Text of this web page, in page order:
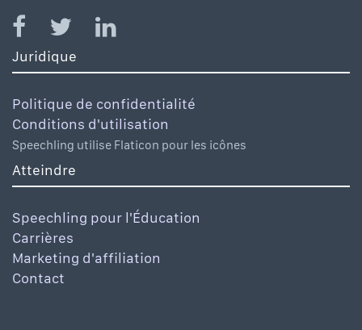
Juridique
Politique de confidentialité
Conditions d'utilisation
Speechling utilise Flaticon pour les icônes
Atteindre
Speechling pour l'Éducation
Carrières
Marketing d'affiliation
Contact